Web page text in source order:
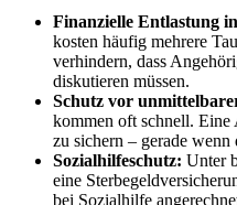
Finanzielle Entlastung
kosten häufig mehrere
verhindern, dass
diskutieren müssen.
Schutz vor
kommen oft schnell.
zu sichern – gerade
Sozialhilfeschutz: Unter
eine
bei Sozialhilfe